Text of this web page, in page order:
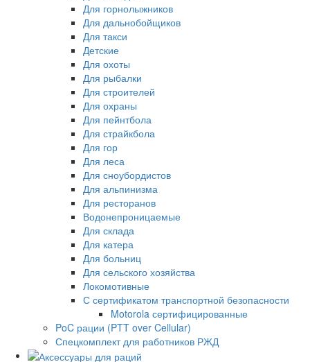
Для горнолыжников
Для дальнобойщиков
Для такси
Детские
Для охоты
Для рыбалки
Для строителей
Для охраны
Для пейнтбола
Для страйкбола
Для гор
Для леса
Для сноубордистов
Для альпинизма
Для ресторанов
Водонепроницаемые
Для склада
Для катера
Для больниц
Для сельского хозяйства
Локомотивные
С сертификатом транспортной безопасности
Motorola сертифицированные
PoC рации (PTT over Cellular)
Спецкомплект для работников РЖД